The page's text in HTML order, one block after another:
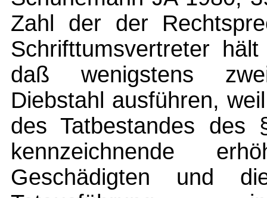
Zahl der der
Schrifttumsvertreter
daß wenigstens
Diebstahl ausführen,
des Tatbestandes
kennzeichnende
Geschädigten und